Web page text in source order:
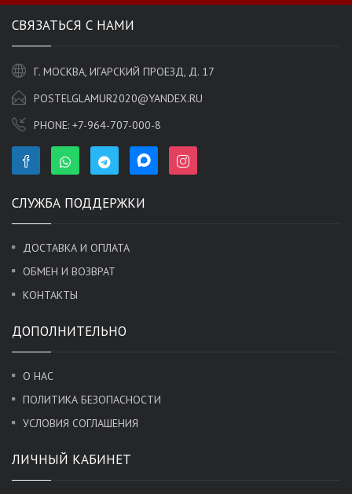
СВЯЗАТЬСЯ С НАМИ
Г. МОСКВА, ИГАРСКИЙ ПРОЕЗД, Д. 17
POSTELGLAMUR2020@YANDEX.RU
PHONE: +7-964-707-000-8
СЛУЖБА ПОДДЕРЖКИ
ДОСТАВКА И ОПЛАТА
ОБМЕН И ВОЗВРАТ
КОНТАКТЫ
ДОПОЛНИТЕЛЬНО
О НАС
ПОЛИТИКА БЕЗОПАСНОСТИ
УСЛОВИЯ СОГЛАШЕНИЯ
ЛИЧНЫЙ КАБИНЕТ